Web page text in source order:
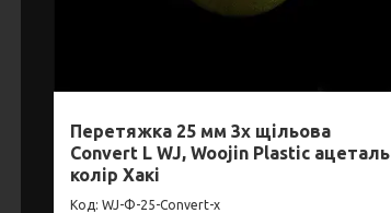
Перетяжка 25 мм 3х щільова
Convert L WJ, Woojin Plastic ацеталь
колір Хакі
WJ-Ф-25-Convert-х